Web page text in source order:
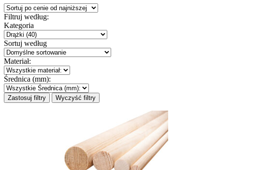
Filtruj według:
Kategoria
Sortuj według
Materiał:
Średnica (mm):
Zastosuj filtry Wyczyść filtry